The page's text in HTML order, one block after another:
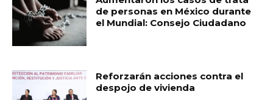
de personas en México durante
el Mundial: Consejo Ciudadano
Reforzarán acciones contra el
despojo de vivienda